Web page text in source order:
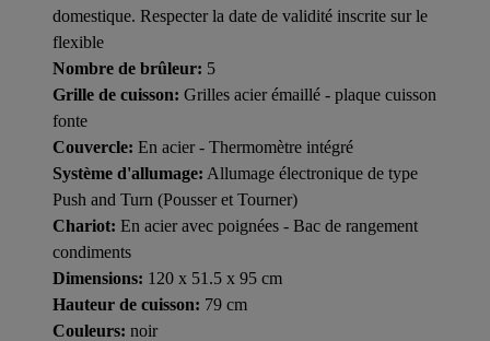
domestique. Respecter la date de validité inscrite sur le
flexible
Nombre de brûleur: 5
Grille de cuisson: Grilles acier émaillé - plaque cuisson
fonte
Couvercle: En acier - Thermomètre intégré
Système d'allumage: Allumage électronique de type
Push and Turn (Pousser et Tourner)
Chariot: En acier avec poignées - Bac de rangement
condiments
Dimensions: 120 x 51.5 x 95 cm
Hauteur de cuisson: 79 cm
Couleurs: noir